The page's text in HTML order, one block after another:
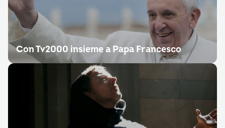
Con Tv2000 insieme a Papa Francesco